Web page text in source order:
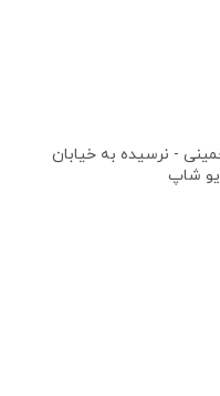
- نرسیده به خیابان
شاپ